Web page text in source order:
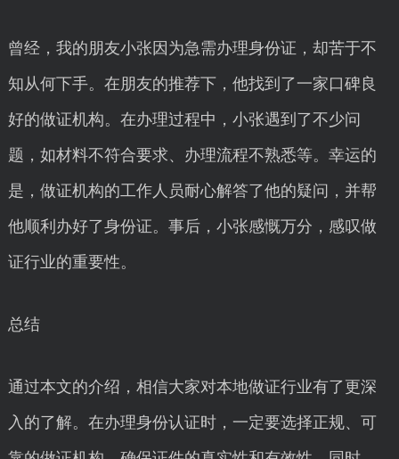
曾经，我的朋友小张因为急需办理身份证，却苦于不
知从何下手。在朋友的推荐下，他找到了一家口碑良
好的做证机构。在办理过程中，小张遇到了不少问
题，如材料不符合要求、办理流程不熟悉等。幸运的
是，做证机构的工作人员耐心解答了他的疑问，并帮
他顺利办好了身份证。事后，小张感慨万分，感叹做
证行业的重要性。
总结
通过本文的介绍，相信大家对本地做证行业有了更深
入的了解。在办理身份认证时，一定要选择正规、可